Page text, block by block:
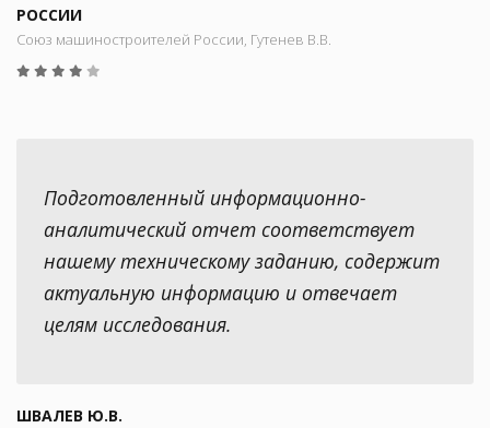
РОССИИ
Союз машиностроителей России, Гутенев В.В.
Подготовленный информационно-
аналитический отчет соответствует
нашему техническому заданию, содержит
актуальную информацию и отвечает
целям исследования.
ШВАЛЕВ Ю.В.